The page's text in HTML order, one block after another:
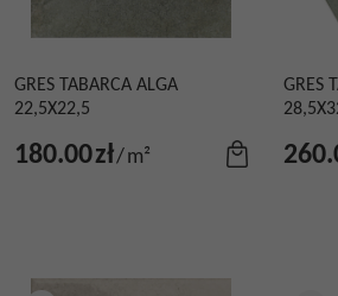
GRES TABARCA ALGA
22,5X22,5
180.00zł/m²
GRES